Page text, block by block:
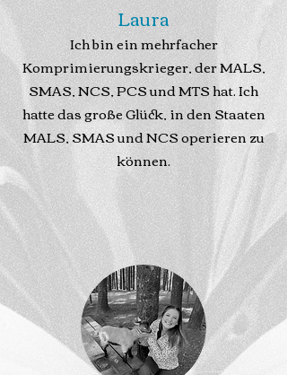
Laura
Ich bin ein mehrfacher
Komprimierungskrieger, der MALS,
SMAS, NCS, PCS und MTS hat. Ich
hatte das große Glück, in den Staaten
MALS, SMAS und NCS operieren zu
können.